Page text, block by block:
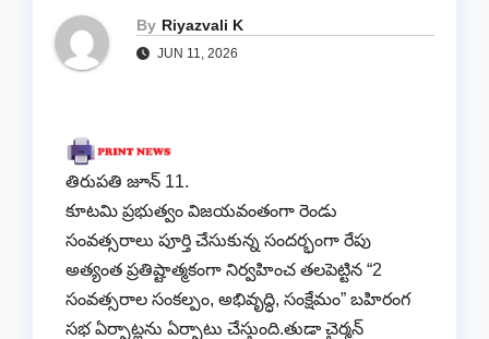
By Riyazvali K
JUN 11, 2026
తిరుపతి జూన్ 11.
కూటమి ప్రభుత్వం విజయవంతంగా రెండు
సంవత్సరాలు పూర్తి చేసుకున్న సందర్భంగా రేపు
అత్యంత ప్రతిష్టాత్మకంగా నిర్వహించ తలపెట్టిన “2
సంవత్సరాల సంకల్పం, అభివృద్ధి, సంక్షేమం” బహిరంగ
సభ ఏర్పాట్లను ఏర్పాటు చేస్తుంది.తుడా చైర్మన్